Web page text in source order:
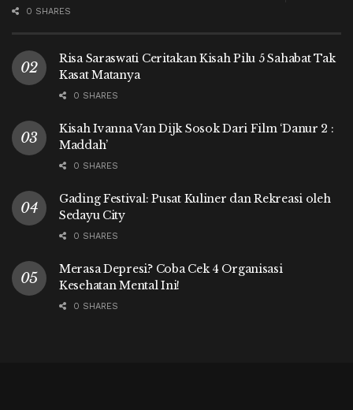
0 SHARES
Risa Saraswati Ceritakan Kisah Pilu 5 Sahabat Tak
Kasat Matanya
0 SHARES
Kisah Ivanna Van Dijk Sosok Dari Film ‘Danur 2 :
Maddah’
0 SHARES
Gading Festival: Pusat Kuliner dan Rekreasi oleh
Sedayu City
0 SHARES
Merasa Depresi? Coba Cek 4 Organisasi
Kesehatan Mental Ini!
0 SHARES